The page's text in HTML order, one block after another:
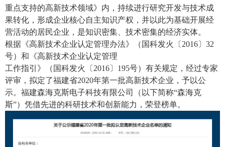
重点支持的高新技术领域》内，持续进行研究开发与技术成
果转化，形成企业核心自主知识产权，并以此为基础开展经
营活动的居民企业，是知识密集、技术密集的经济实体。
根据《高新技术企业认定管理办法》（国科发火〔2016〕32
号）和《高新技术企业认定管理
工作指引》（国科发火〔2016〕195号）有关规定，经过专家
评审，拟定了福建省2020年第一批高新技术企业，予以公
示。福建森海克斯电子科技有限公司（以下简称“森海克
斯”）凭借先进的科研技术和创新能力，荣登榜单。